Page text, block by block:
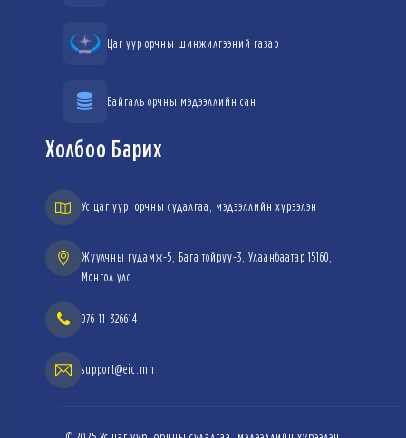
Цаг уур орчны шинжилгээний газар
Байгаль орчны мэдээллийн сан
Холбоо Барих
Ус цаг уур, орчны судалгаа, мэдээллийн хүрээлэн
Жуулчны гудамж-5, Бага тойруу-3, Улаанбаатар 15160,
Монгол улс
976-11-326614
support@eic.mn